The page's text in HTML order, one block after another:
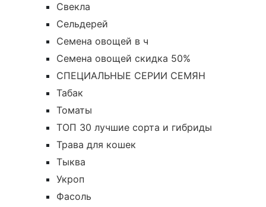
Свекла
Сельдерей
Семена овощей в ч
Семена овощей скидка 50%
СПЕЦИАЛЬНЫЕ СЕРИИ СЕМЯН
Табак
Томаты
ТОП 30 лучшие сорта и гибриды
Трава для кошек
Тыква
Укроп
Фасоль